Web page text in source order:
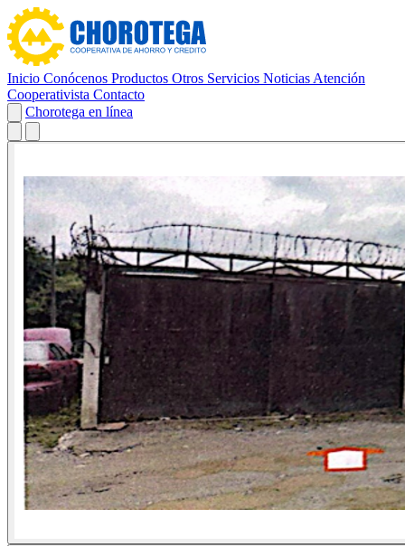
Inicio Conócenos Productos Otros Servicios Noticias Atención
Cooperativista Contacto
Chorotega en línea